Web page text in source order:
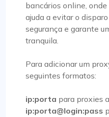
bancários online,
ajuda a evitar o
segurança e garante
tranquila.
Para adicionar um
seguintes formatos:
ip:porta para proxies
ip:porta@login:pass